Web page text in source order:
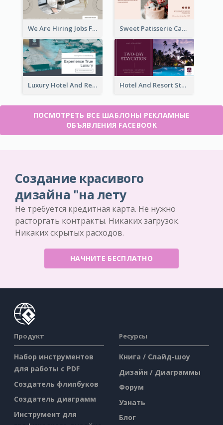
We Are Hiring Jobs Facebook Ad Sweet Patisserie Cake Promotion Facebook Ad
Luxury Hotel And Resort Booking Facebook Ad Hotel And Resort Staycation Promotion Facebook Ad
ПОСМОТРЕТЬ ВСЕ ШАБЛОНЫ РЕКЛАМНЫЕ
ОБЪЯВЛЕНИЯ FACEBOOK
Создание красивого
дизайна "на лету
Не требуется кредитная карта. Не нужно
расторгать контракты. Никаких загрузок.
Никаких скрытых расходов.
НАЧНИТЕ БЕСПЛАТНО
Продукт
Набор инструментов
для работы с PDF
Создатель флипбуков
Создатель диаграмм
Инструмент для
Ресурсы
Книга / Слайд-шоу
Дизайн / Диаграммы
Форум
Узнать
Блог